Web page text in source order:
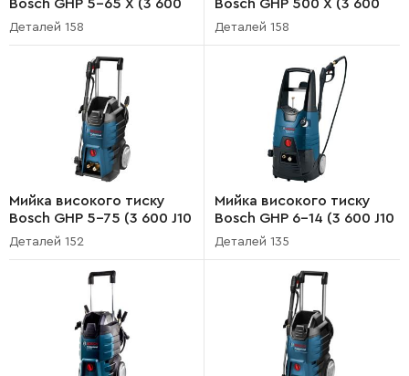
Bosch GHP 5-65 X (3 600
J10 600)
Деталей 158
Bosch GHP 500 X (3 600
J10 900)
Деталей 158
Мийка високого тиску
Bosch GHP 5-75 (3 600 J10
700)
Деталей 152
Мийка високого тиску
Bosch GHP 6-14 (3 600 J10
200)
Деталей 135